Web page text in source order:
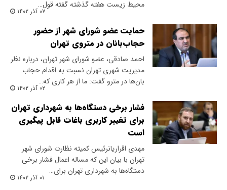
محیط زیست هفته گذشته گفته قول…
۰۷ آذر ۱۴۰۲
حمایت عضو شورای شهر از حضور
حجاب‌بانان در متروی تهران
احمد صادقی، عضو شورای شهر تهران، درباره نظر
مدیریت شهری تهران نسبت به اقدام حجاب
بان‌ها در مترو گفت: ما از هر کاری که…
۰۲ آذر ۱۴۰۲
فشار برخی دستگاه‌ها به شهرداری تهران
برای تغییر کاربری باغات قابل پیگیری
است
مهدی اقراریانرئیس کمیته نظارت شورای شهر
تهران با بیان این که مساله اعمال فشار برخی
دستگاه‌ها به شهرداری تهران برای…
۰۱ آذر ۱۴۰۲